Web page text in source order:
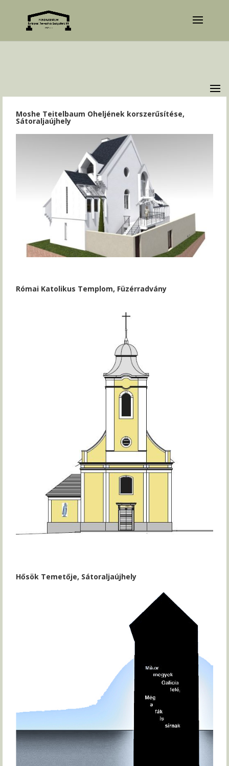
Moshe Teitelbaum Oheljének korszerűsítése,
Sátoraljaújhely
Római Katolikus Templom, Füzérradvány
Hősök Temetője, Sátoraljaújhely